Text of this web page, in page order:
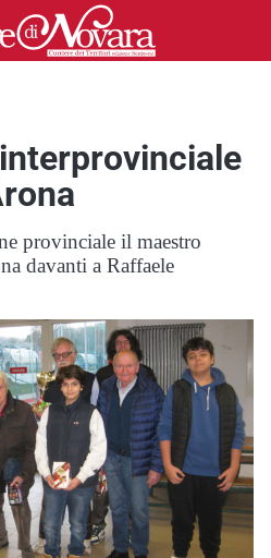
provinciale il maestro
davanti a Raffaele